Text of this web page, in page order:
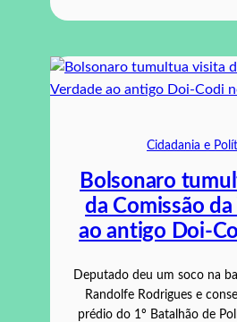
Cidadania e
Bolsonaro
da Comissão
ao antigo Doi-
Deputado deu um soco na
Randolfe Rodrigues e
prédio do 1º Batalhão de